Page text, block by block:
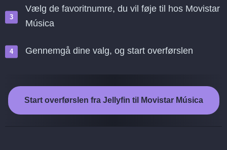
Vælg de favoritnumre, du vil føje til hos Movistar
Música
Gennemgå dine valg, og start overførslen
Start overførslen fra Jellyfin til Movistar Música